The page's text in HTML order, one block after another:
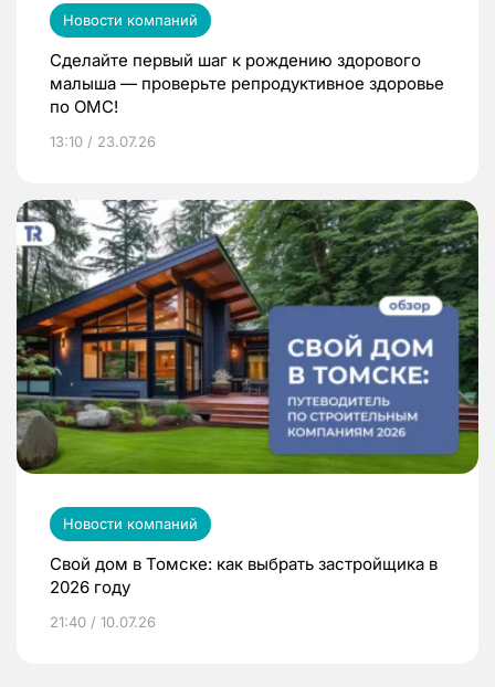
Новости компаний
Сделайте первый шаг к рождению здорового
малыша — проверьте репродуктивное здоровье
по ОМС!
13:10 / 23.07.26
Новости компаний
Свой дом в Томске: как выбрать застройщика в
2026 году
21:40 / 10.07.26